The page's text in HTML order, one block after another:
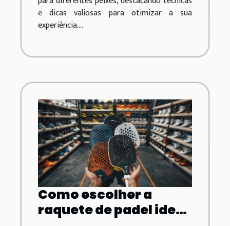
e dicas valiosas para otimizar a sua
experiência....
Como escolher a
raquete de padel ideal